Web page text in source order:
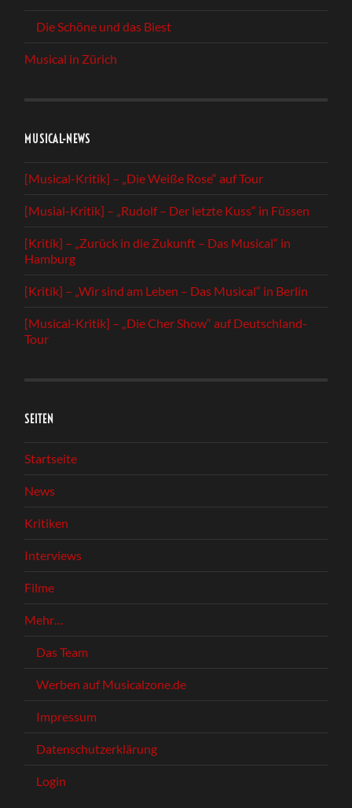
Die Schöne und das Biest
Musical in Zürich
MUSICAL-NEWS
[Musical-Kritik] – „Die Weiße Rose“ auf Tour
[Musial-Kritik] – „Rudolf – Der letzte Kuss“ in Füssen
[Kritik] – „Zurück in die Zukunft – Das Musical“ in
Hamburg
[Kritik] – „Wir sind am Leben – Das Musical“ in Berlin
[Musical-Kritik] – „Die Cher Show“ auf Deutschland-
Tour
SEITEN
Startseite
News
Kritiken
Interviews
Filme
Mehr…
Das Team
Werben auf Musicalzone.de
Impressum
Datenschutzerklärung
Login